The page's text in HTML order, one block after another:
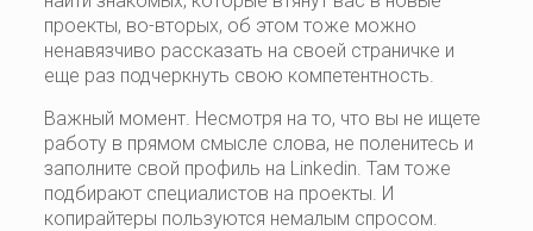
проекты, во-вторых, об этом тоже можно
ненавязчиво рассказать на своей страничке и
еще раз подчеркнуть свою компетентность.
Важный момент. Несмотря на то, что вы не ищете
работу в прямом смысле слова, не поленитесь и
заполните свой профиль на Linkedin. Там тоже
подбирают специалистов на проекты. И
копирайтеры пользуются немалым спросом.